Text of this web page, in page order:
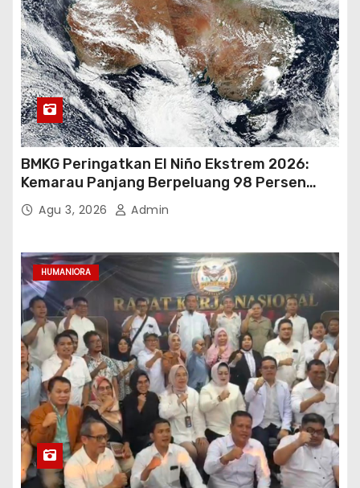
BMKG Peringatkan El Niño Ekstrem 2026:
Kemarau Panjang Berpeluang 98 Persen
hingga Awal 2027
Agu 3, 2026 Admin
HUMANIORA